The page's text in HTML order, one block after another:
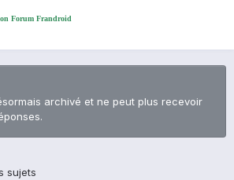
Forum Frandroid
archivé et ne peut plus recevoir
sujets